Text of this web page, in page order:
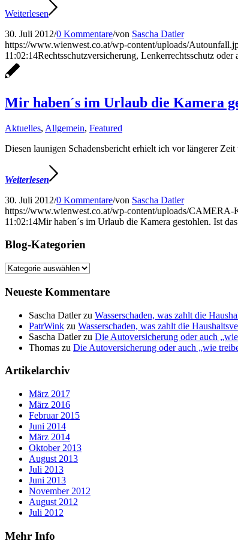
Weiterlesen
30. Juli 2012/0 Kommentare/von Sascha Datler
https://www.wienwest.co.at/wp-content/uploads/
11:02:14Rechtsschutzversicherung, Lenkerrechtsschutz
Mir haben´s im Urlaub die Kamera
Aktuelles, Allgemein, Featured
Diesen launigen Schadensbericht erhielt ich vor längerer
Weiterlesen
30. Juli 2012/0 Kommentare/von Sascha Datler
https://www.wienwest.co.at/wp-content/uploads/CAMERA-
11:02:14Mir haben´s im Urlaub die Kamera gestohlen. Ist
Blog-Kategorien
Blog-
Neueste Kommentare
Sascha Datlerzu Wasserschaden, was zahlt die
PatrWink zu Wasserschaden, was zahlt die
Sascha Datlerzu Die Autoversicherung oder auch
Thomas zu Die Autoversicherung oder auch „wie
Artikelarchiv
März 2017
März 2016
Februar 2015
Juni 2014
März 2014
Oktober 2013
August 2013
Juli 2013
Juni 2013
November 2012
August 2012
Juli 2012
Mehr Info